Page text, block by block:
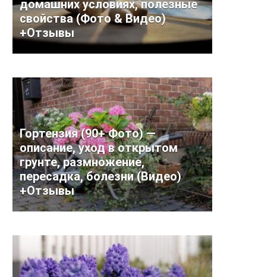
домашних условиях, полезные
свойства (Фото & Видео)
+Отзывы
Гортензия (90+ Фото) —
описание, уход в открытом
грунте, размножение,
пересадка, болезни (Видео)
+Отзывы